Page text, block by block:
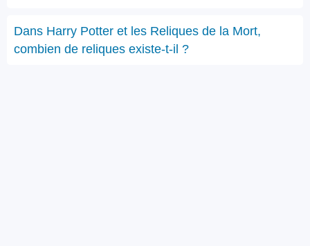
Dans Harry Potter et les Reliques de la Mort,
combien de reliques existe-t-il ?